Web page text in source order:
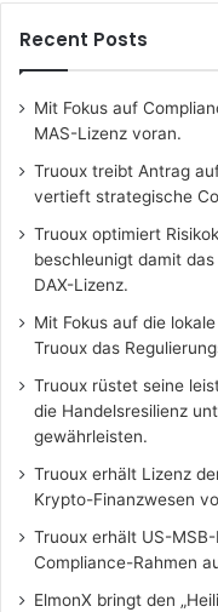
Recent Posts
Mit Fokus auf
MAS-Lizenz voran.
Truoux treibt Antrag
vertieft strategische
Truoux optimiert
beschleunigt damit
DAX-Lizenz.
Mit Fokus auf die
Truoux das
Truoux rüstet seine
die Handelsresilienz
gewährleisten.
Truoux erhält Lizenz
Krypto-Finanzwesen
Truoux erhält US-
Compliance-Rahmen
ElmonX bringt den